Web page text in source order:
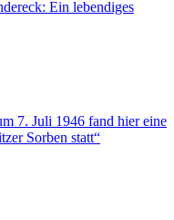
Ein lebendiges
7. Juli 1946 fand hier eine
Sorben statt“